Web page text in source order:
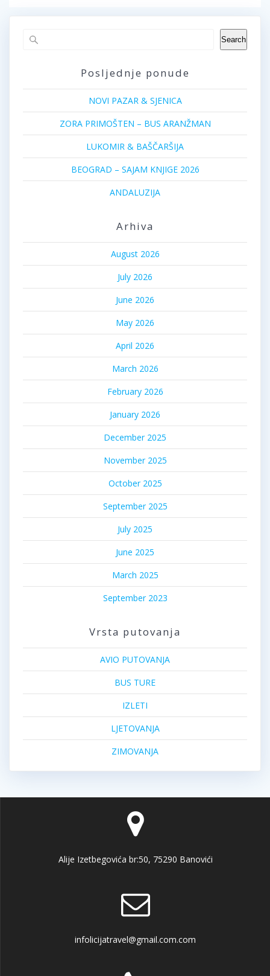
Search
Posljednje ponude
NOVI PAZAR & SJENICA
ZORA PRIMOŠTEN – BUS ARANŽMAN
LUKOMIR & BAŠČARŠIJA
BEOGRAD – SAJAM KNJIGE 2026
ANDALUZIJA
Arhiva
August 2026
July 2026
June 2026
May 2026
April 2026
March 2026
February 2026
January 2026
December 2025
November 2025
October 2025
September 2025
July 2025
June 2025
March 2025
September 2023
Vrsta putovanja
AVIO PUTOVANJA
BUS TURE
IZLETI
LJETOVANJA
ZIMOVANJA
Alije Izetbegovića br:50, 75290 Banovići
infolicijatravel@gmail.com.com